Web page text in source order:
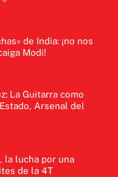
de India: ¡no nos
Modi!
La Guitarra como
Arsenal del
la lucha por una
de la 4T